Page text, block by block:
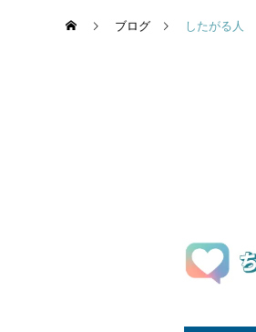
ブログ したがる人